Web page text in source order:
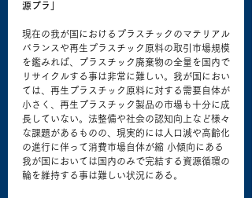
源プラ」
現在の我が国におけるプラスチックのマテリアル
バランスや再生プラスチック原料の取引市場規模
を鑑みれば、プラスチック廃棄物の全量を国内で
リサイクルする事は非常に難しい。我が国におい
ては、再生プラスチック原料に対する需要自体が
小さく、再生プラスチック製品の市場も十分に成
長していない。法整備や社会の認知向上など様々
な課題があるものの、現実的には人口減や高齢化
の進行に伴って消費市場自体が縮 小傾向にある
我が国においては国内のみで完結する資源循環の
輪を維持する事は難しい状況にある。